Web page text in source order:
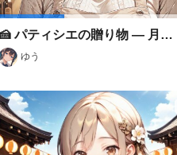
🍰 パティシエの贈り物 — 月城鈴音、手作りスイーツの差し入れ
ゆう